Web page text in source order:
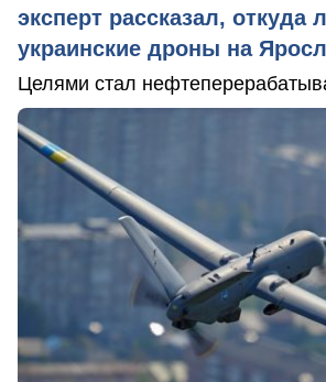
эксперт рассказал, откуда
украинские дроны на
Целями стал